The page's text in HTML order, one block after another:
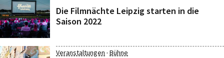
Die Filmnächte Leipzig starten in die
Saison 2022
Veranstaltungen · Bühne